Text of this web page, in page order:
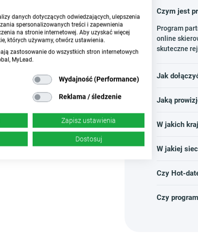
Czym jest
Program
online
skuteczne
Jak
Jaką
W jakich
W jakiej
Czy Hot-
Czy
danych dotyczących odwiedzających, ulepszenia
spersonalizowanych treści i zapewnienia
na stronie internetowej. Aby uzyskać więcej
których używamy, otwórz ustawienia.
zastosowanie do wszystkich stron internetowych
MyLead.
Wydajność (Performance)
Reklama / śledzenie
Zapisz ustawienia
Dostosuj